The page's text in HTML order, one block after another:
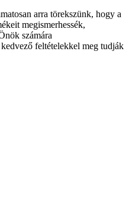
arra törekszünk, hogy a
megismerhessék,
számára
feltételekkel meg tudják